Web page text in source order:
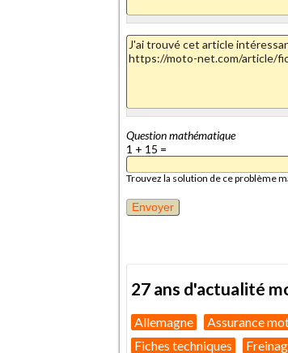
Question mathématique
1 + 15 =
Trouvez la solution de ce problème
27 ans d'actualité
Allemagne Assurance
Fiches techniques